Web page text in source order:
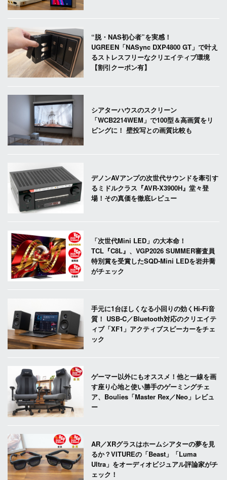
“脱・NAS初心者”を実感！
UGREEN「NASync DXP4800 GT」で叶え
るストレスフリーなクリエイティブ環境
【割引クーポン有】
シアターハウスのスクリーン
「WCB2214WEM」で100型＆高画質をリ
ビングに！ 壁投写との画質比較も
デノンAVアンプの次世代サウンドを牽引す
るミドルクラス『AVR-X3900H』堂々登
場！その真価を徹底レビュー
「次世代Mini LED」の大本命！
TCL『C8L』、VGP2026 SUMMER審査員
特別賞を受賞したSQD-Mini LEDを岩井喬
がチェック
手元に1台ほしくなる小回りの効くHi-Fi音
質！ USB-C／Bluetooth対応のクリエイテ
ィブ「XF1」アクティブスピーカーをチェ
ック
ゲーマー以外にもオススメ！他と一線を画
す座り心地と使い勝手のゲーミングチェ
ア、Boulies「Master Rex／Neo」レビュ
ー
AR／XRグラスはホームシアターの夢を見
るか？VITUREの「Beast」「Luma
Ultra」をオーディオビジュアル評論家がチ
ェック！